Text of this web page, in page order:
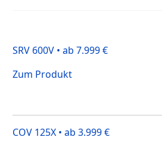
SRV 600V • ab 7.999 €
Zum Produkt
COV 125X • ab 3.999 €